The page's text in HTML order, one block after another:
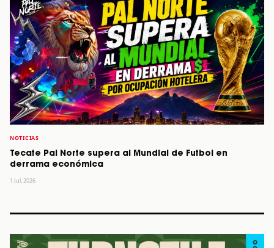
NOTICIAS
Tecate Pal Norte supera al Mundial de Futbol en
derrama económica
1 Jul, 2026